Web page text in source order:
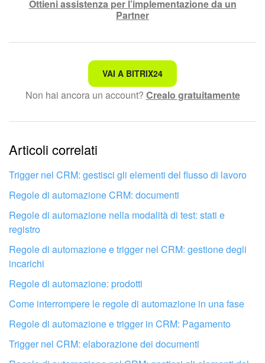
Ottieni assistenza per l’implementazione da un
Partner
Non è quello che sto cercando.
Testo complesso e incomprensibile
Le informazioni sono obsolete.
Troppo breve, ho bisogno di maggiori informazioni.
Non mi soddisfa come funziona questo strumento
VAI A BITRIX24
Non hai ancora un account? Crealo gratuitamente
Articoli correlati
Trigger nel CRM: gestisci gli elementi del flusso di lavoro
Regole di automazione CRM: documenti
Regole di automazione nella modalità di test: stati e
registro
Regole di automazione e trigger nel CRM: gestione degli
incarichi
Regole di automazione: prodotti
Come interrompere le regole di automazione in una fase
Regole di automazione e trigger in CRM: Pagamento
Trigger nel CRM: elaborazione dei documenti